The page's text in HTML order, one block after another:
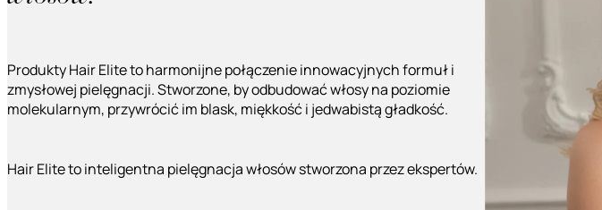
Produkty Hair Elite to harmonijne połączenie innowacyjnych formuł i
zmysłowej pielęgnacji. Stworzone, by odbudować włosy na poziomie
molekularnym, przywrócić im blask, miękkość i jedwabistą gładkość.
Hair Elite to inteligentna pielęgnacja włosów stworzona przez ekspertów.